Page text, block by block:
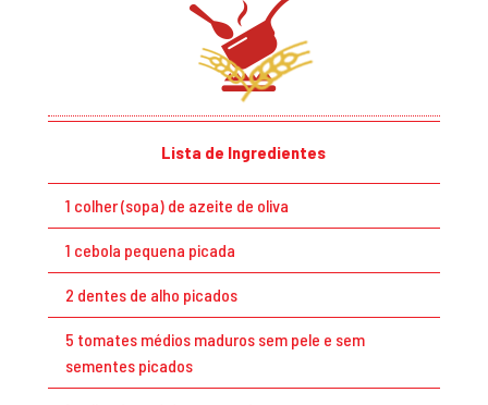
Lista de Ingredientes
1 colher (sopa) de azeite de oliva
1 cebola pequena picada
2 dentes de alho picados
5 tomates médios maduros sem pele e sem
sementes picados